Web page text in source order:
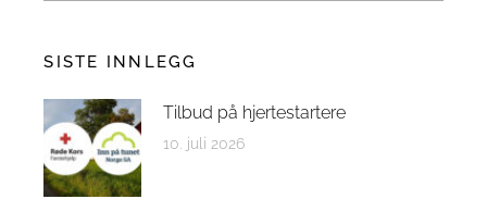
SISTE INNLEGG
Tilbud på hjertestartere
10. juli 2026